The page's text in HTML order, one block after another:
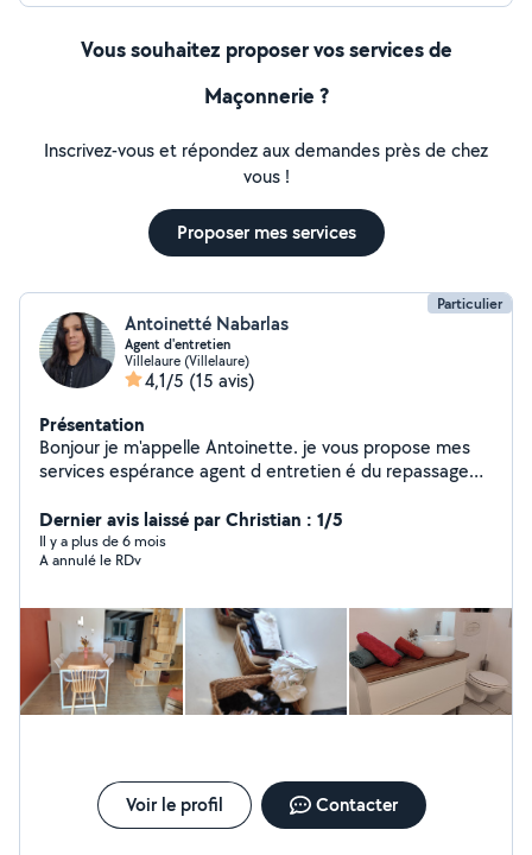
Vous souhaitez proposer vos services de
Maçonnerie ?
Inscrivez-vous et répondez aux demandes près de chez
vous !
Proposer mes services
Particulier
Antoinetté Nabarlas
Agent d'entretien
Villelaure (Villelaure)
4,1/5 (15 avis)
Présentation
Bonjour je m'appelle Antoinette. je vous propose mes
services espérance agent d entretien é du repassage
effectué connaissance des produits É les tâches en
toute sécurité je vous remercie et passez une agréable
journée
Dernier avis laissé par Christian : 1/5
Il y a plus de 6 mois
A annulé le RDv
Voir le profil Contacter